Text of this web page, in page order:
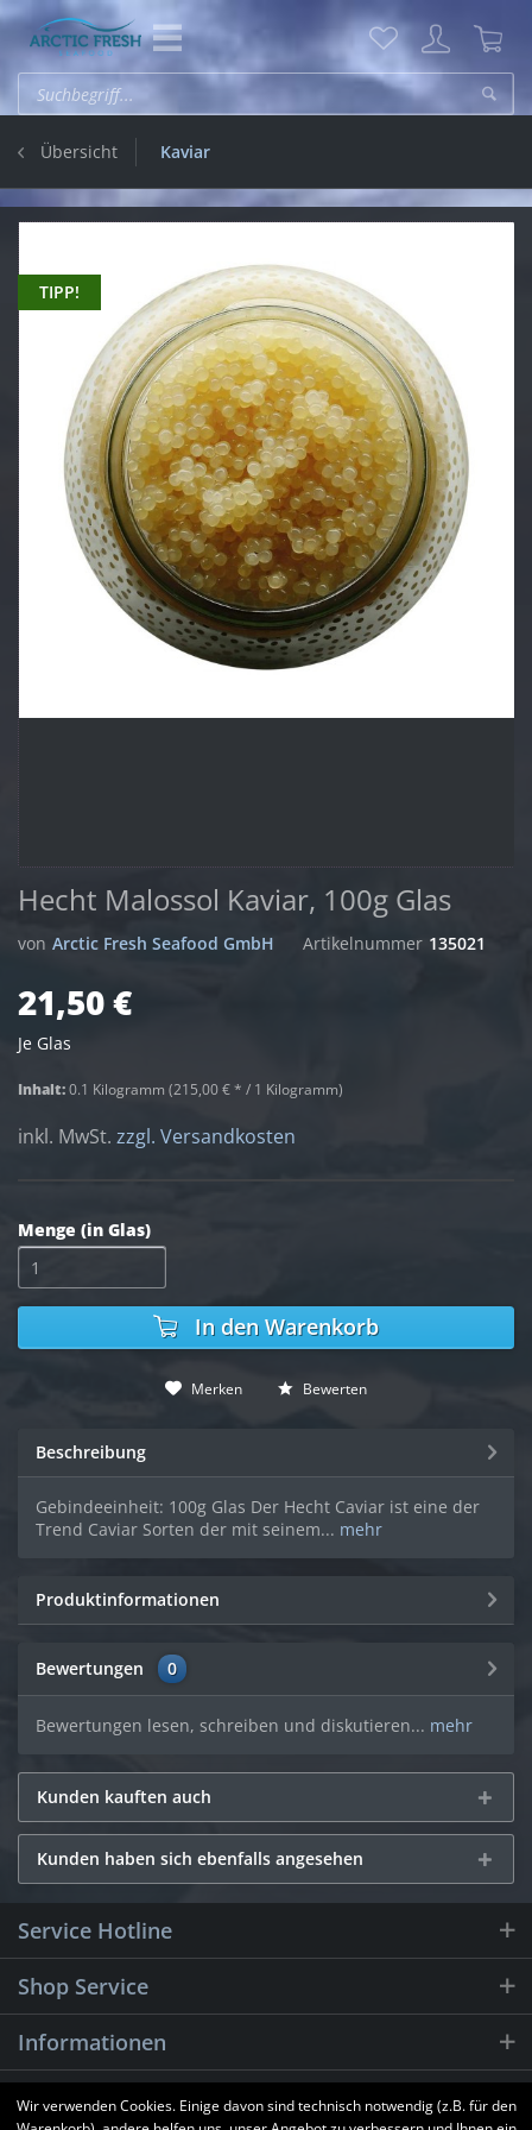
Übersicht Kaviar
TIPP!
Hecht Malossol Kaviar, 100g Glas
von Arctic Fresh Seafood GmbH Artikelnummer 135021
21,50 €
Je Glas
Inhalt:0.1 Kilogramm (215,00 € * / 1 Kilogramm)
inkl. MwSt. zzgl. Versandkosten
Menge (in Glas)
In den Warenkorb
Merken Bewerten
Beschreibung
Gebindeeinheit: 100g Glas Der Hecht Caviar ist eine der
Trend Caviar Sorten der mit seinem... mehr
Produktinformationen
Bewertungen 0
Bewertungen lesen, schreiben und diskutieren... mehr
Kunden kauften auch
Kunden haben sich ebenfalls angesehen
Service Hotline
Shop Service
Informationen
Newsletter
Wir verwenden Cookies. Einige davon sind technisch notwendig (z.B. für den